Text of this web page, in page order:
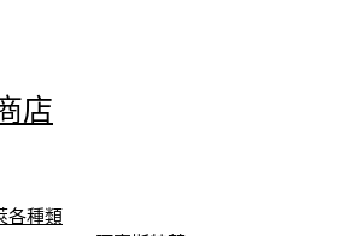
店
各種類